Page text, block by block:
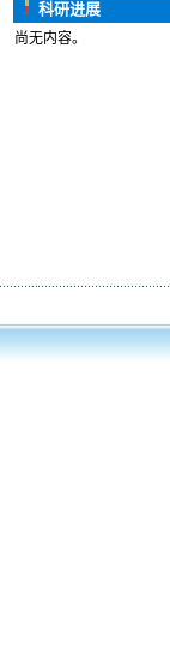
科研进展
尚无内容。